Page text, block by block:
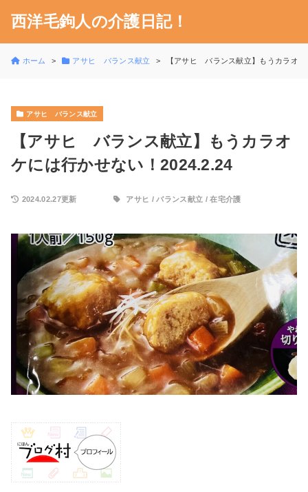
西洋毛鉤人の介護日記！
ホーム アサヒ バランス献立 【アサヒ バランス献立】もうカラオ
アサヒ バランス献立
【アサヒ バランス献立】もうカラオ
ケには行かせない！2024.2.24
2024.02.27更新 アサヒ /バランス献立 /在宅介護